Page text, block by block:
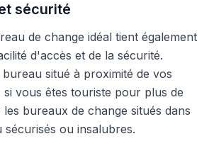
sécurité
de change idéal tient également
d'accès et de la sécurité.
situé à proximité de vos
si vous êtes touriste pour plus de
les bureaux de change situés dans
sécurisés ou insalubres.